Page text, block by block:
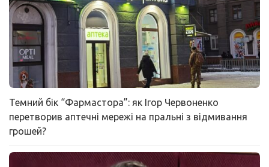
Темний бік “Фармастора”: як Ігор Червоненко
перетворив аптечні мережі на пральні з відмивання
грошей?